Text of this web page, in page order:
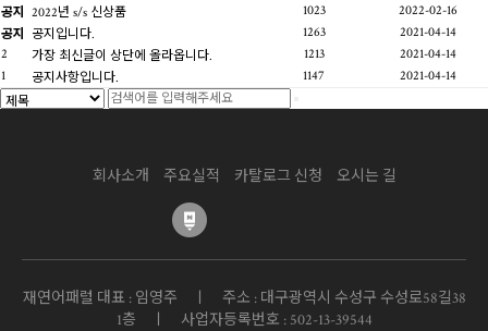
공지
2022년 s/s 신상품 1023
2022-02-16
공지
공지입니다. 1263
2021-04-14
2
가장 최신글이 상단에 올라옵니다. 1213
2021-04-14
1
공지사항입니다. 1147 2021-04-14
회사소개 주요실적 카탈로그 신청 오시는 길
재연어패럴 대표 : 임영주 ㅣ 주소 : 대구광역시 수성구 수성로58길38
1층 ㅣ 사업자등록번호 : 502-13-39544